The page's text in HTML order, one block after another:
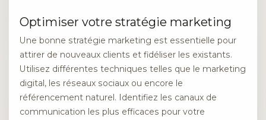
Optimiser votre stratégie marketing
Une bonne stratégie marketing est essentielle pour
attirer de nouveaux clients et fidéliser les existants.
Utilisez différentes techniques telles que le marketing
digital, les réseaux sociaux ou encore le
référencement naturel. Identifiez les canaux de
communication les plus efficaces pour votre